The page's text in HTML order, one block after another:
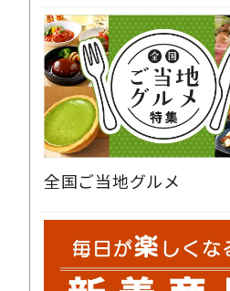
全国ご当地グルメ